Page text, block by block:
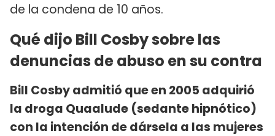
de la condena de 10 años.
Qué dijo Bill Cosby sobre las
denuncias de abuso en su contra
Bill Cosby admitió que en 2005 adquirió
la droga Quaalude (sedante hipnótico)
con la intención de dársela a las mujeres